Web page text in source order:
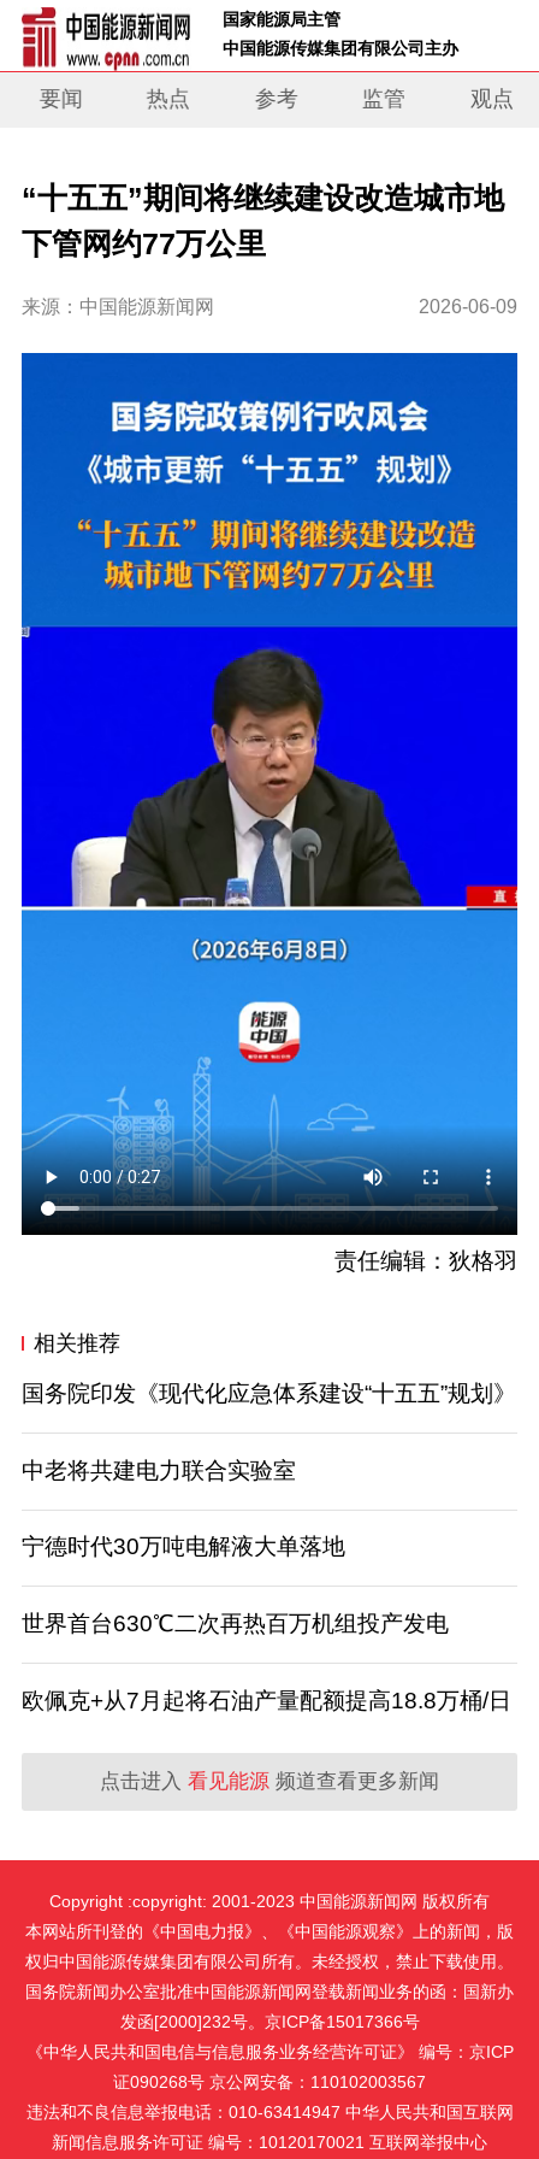
国家能源局主管
中国能源传媒集团有限公司主办
要闻 热点 参考 监管 观点
“十五五”期间将继续建设改造城市地
下管网约77万公里
来源：中国能源新闻网 2026-06-09
责任编辑：狄格羽
相关推荐
国务院印发《现代化应急体系建设“十五五”规划》
中老将共建电力联合实验室
宁德时代30万吨电解液大单落地
世界首台630℃二次再热百万机组投产发电
欧佩克+从7月起将石油产量配额提高18.8万桶/日
点击进入 看见能源 频道查看更多新闻
Copyright :copyright: 2001-2023 中国能源新闻网 版权所有
本网站所刊登的《中国电力报》、《中国能源观察》上的新闻，版
权归中国能源传媒集团有限公司所有。未经授权，禁止下载使用。
国务院新闻办公室批准中国能源新闻网登载新闻业务的函：国新办
发函[2000]232号。京ICP备15017366号
《中华人民共和国电信与信息服务业务经营许可证》 编号：京ICP
证090268号 京公网安备：110102003567
违法和不良信息举报电话：010-63414947 中华人民共和国互联网
新闻信息服务许可证 编号：10120170021 互联网举报中心